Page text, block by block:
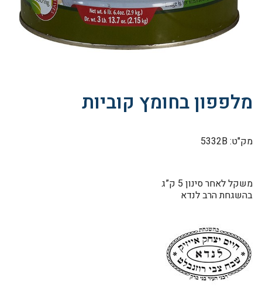
מלפפון בחומץ קוביות
מק"ט: 5332B
משקל לאחר סינון 5 ק”ג
בהשגחת הרב לנדא